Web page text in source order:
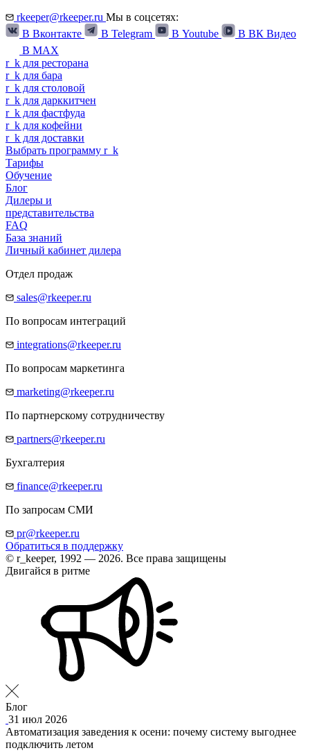
rkeeper@rkeeper.ru Мы в соцсетях:
В Вконтакте
В Telegram В Youtube
В ВК Видео
В MAX
r_ k для ресторана
r_ k для бара
r_ k для столовой
r_ k для дарккитчен
r_ k для фастфуда
r_ k для кофейни
r_ k для доставки
Выбрать программу r_ k
Тарифы
Обучение
Блог
Дилеры и
представительства
FAQ
База знаний
Личный кабинет дилера
Отдел продаж
sales@rkeeper.ru
По вопросам интеграций
integrations@rkeeper.ru
По вопросам маркетинга
marketing@rkeeper.ru
По партнерскому сотрудничеству
partners@rkeeper.ru
Бухгалтерия
finance@rkeeper.ru
По запросам СМИ
pr@rkeeper.ru
Обратиться в поддержку
© r_keeper, 1992 — 2026. Все права защищены
Двигайся в ритме
Блог
31 июл 2026
Автоматизация заведения к осени: почему систему выгоднее
подключить летом